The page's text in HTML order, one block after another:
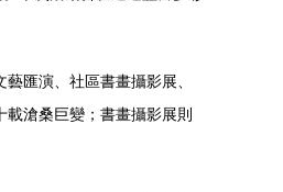
匯演、社區書畫攝影展、
滄桑巨變；書畫攝影展則